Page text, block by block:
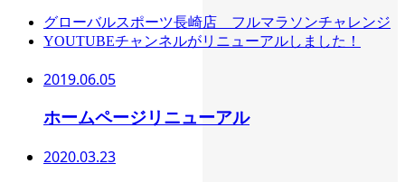
グローバルスポーツ長崎店 フルマラソンチャレンジ
YOUTUBEチャンネルがリニューアルしました！
2019.06.05
ホームページリニューアル
2020.03.23